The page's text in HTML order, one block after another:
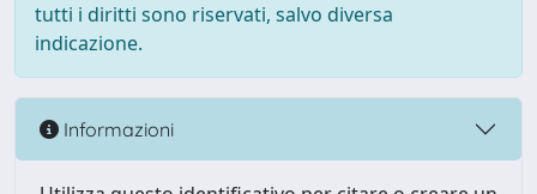
tutti i diritti sono riservati, salvo diversa
indicazione.
Informazioni